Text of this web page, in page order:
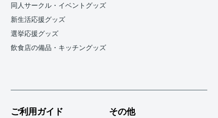
同人サークル・イベントグッズ
新生活応援グッズ
選挙応援グッズ
飲食店の備品・キッチングッズ
ご利用ガイド その他